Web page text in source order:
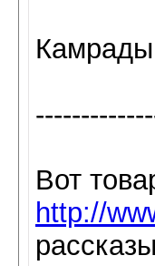
Вот
http://